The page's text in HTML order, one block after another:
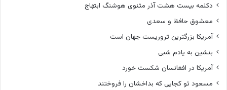
دکلمه بیست هشت آذر مثنوی هوشنگ ابتهاج
معشوق حافظ و سعدی
آمریکا بزرگترین تروریست جهان است
بنشین به یادم شبی
آمریکا در افغانسان شکست خورد
مسعود تو کجایی که بداخشان را فروختند